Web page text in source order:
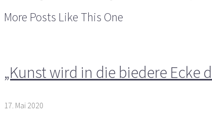
More Posts Like This One
„Kunst wird in die biedere Ecke
17. Mai 2020